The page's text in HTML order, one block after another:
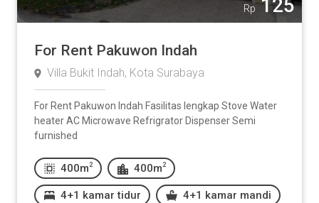
Rp 125
For Rent Pakuwon Indah
Villa Bukit Indah, Kota Surabaya
For Rent Pakuwon Indah Fasilitas lengkap Stove Water
heater AC Microwave Refrigrator Dispenser Semi
furnished
400m 2 400m 2
4+1 kamar tidur 4+1 kamar mandi